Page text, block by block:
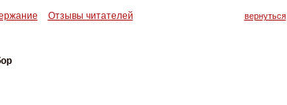
Отзывы читателей вернуться